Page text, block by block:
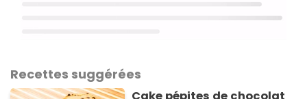
Recettes suggérées